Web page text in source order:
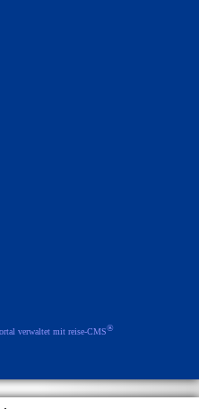
verwaltet mit reise-CMS®